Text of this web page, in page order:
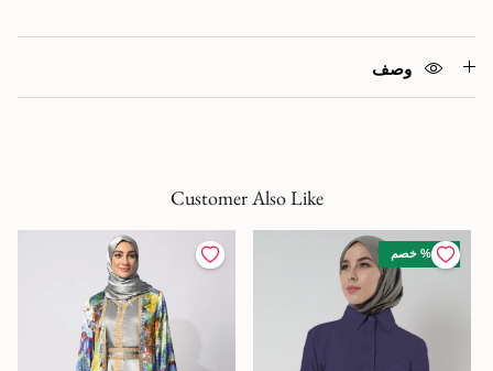
وصف
Customer Also Like
36 % خصم